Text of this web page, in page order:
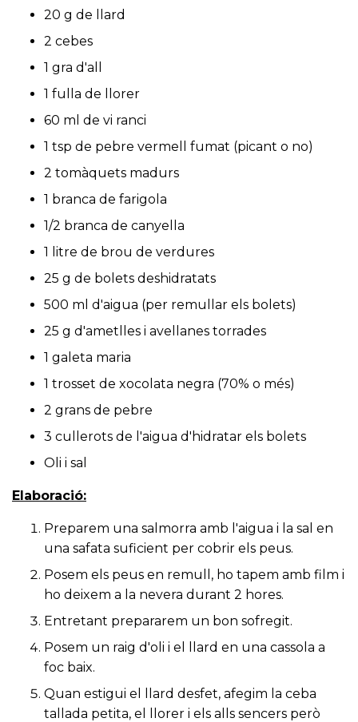
20 g de llard
2 cebes
1 gra d'all
1 fulla de llorer
60 ml de vi ranci
1 tsp de pebre vermell fumat (picant o no)
2 tomàquets madurs
1 branca de farigola
1/2 branca de canyella
1 litre de brou de verdures
25 g de bolets deshidratats
500 ml d'aigua (per remullar els bolets)
25 g d'ametlles i avellanes torrades
1 galeta maria
1 trosset de xocolata negra (70% o més)
2 grans de pebre
3 cullerots de l'aigua d'hidratar els bolets
Oli i sal
Elaboració:
Preparem una salmorra amb l'aigua i la sal en
una safata suficient per cobrir els peus.
Posem els peus en remull, ho tapem amb film i
ho deixem a la nevera durant 2 hores.
Entretant prepararem un bon sofregit.
Posem un raig d'oli i el llard en una cassola a
foc baix.
Quan estigui el llard desfet, afegim la ceba
tallada petita, el llorer i els alls sencers però